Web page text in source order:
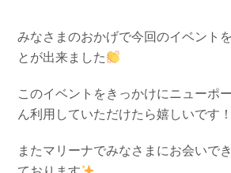
みなさまのおかげで今回のイベント
とが出来ました
このイベントをきっかけにニューポ
ん利用していただけたら嬉しいです！
またマリーナでみなさまにお会いで